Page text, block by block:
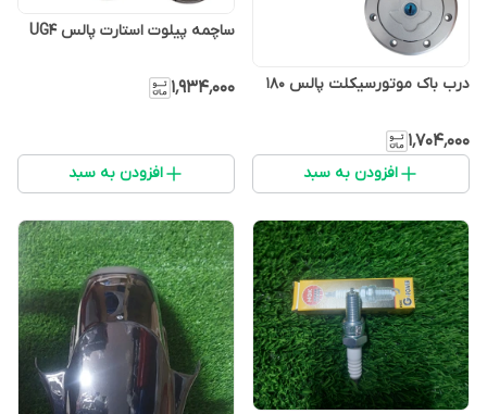
درب باک موتورسیکلت پالس ۱۸۰
۱٬۷۰۴٬۰۰۰
افزودن به سبد
ساچمه پیلوت استارت پالس UG4
۱٬۹۳۴٬۰۰۰
افزودن به سبد